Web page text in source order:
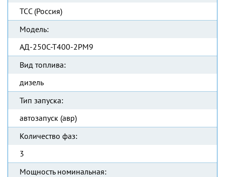
ТСС (Россия)
Модель:
АД-250С-Т400-2РМ9
Вид топлива:
дизель
Тип запуска:
автозапуск (авр)
Количество фаз:
3
Мощность номинальная: